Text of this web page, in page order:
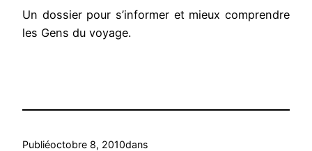
Un dossier pour s’informer et mieux comprendre
les Gens du voyage.
Publiéoctobre 8, 2010dans